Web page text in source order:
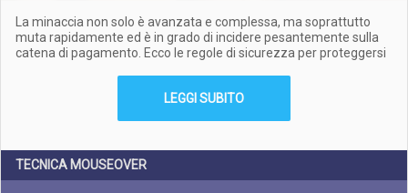
La minaccia non solo è avanzata e complessa, ma soprattutto
muta rapidamente ed è in grado di incidere pesantemente sulla
catena di pagamento. Ecco le regole di sicurezza per proteggersi
LEGGI SUBITO
TECNICA MOUSEOVER